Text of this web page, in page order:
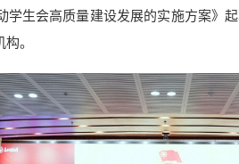
会高质量建设发展的实施方案》
。